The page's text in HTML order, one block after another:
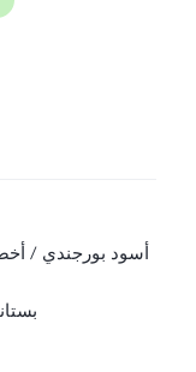
أسود بورجندي /